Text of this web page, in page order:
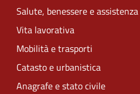
Salute, benessere e assistenza
Vita lavorativa
Mobilità e trasporti
Catasto e urbanistica
Anagrafe e stato civile